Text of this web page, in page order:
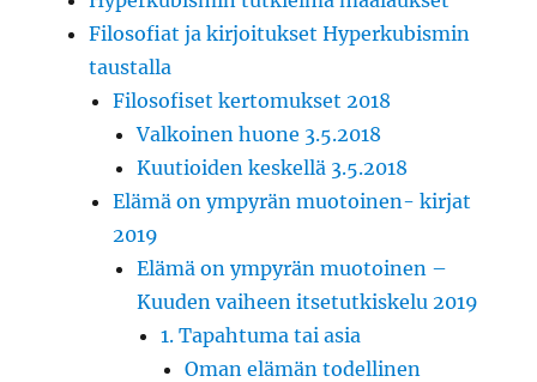
Filosofiat ja kirjoitukset Hyperkubismin
taustalla
Filosofiset kertomukset 2018
Valkoinen huone 3.5.2018
Kuutioiden keskellä 3.5.2018
Elämä on ympyrän muotoinen- kirjat
2019
Elämä on ympyrän muotoinen –
Kuuden vaiheen itsetutkiskelu 2019
1. Tapahtuma tai asia
Oman elämän todellinen